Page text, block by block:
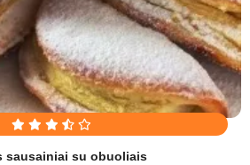
sausainiai su obuoliais